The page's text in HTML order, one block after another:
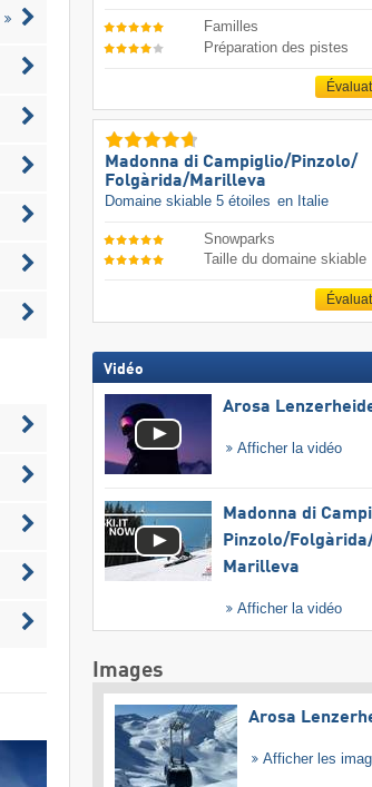
Familles
Préparation des pistes
Madonna di Campiglio/​Pinzolo/​
Folgàrida/​Marilleva
Domaine skiable 5 étoiles en Italie
Snowparks
Taille du domaine skiable
Vidéo
Arosa
Afficher la vidéo
Madonna di
Pinzolo/​
Marilleva
Afficher la vidéo
Images
Arosa
Afficher les